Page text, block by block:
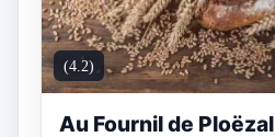
(4.2)
Au Fournil de Ploëzal